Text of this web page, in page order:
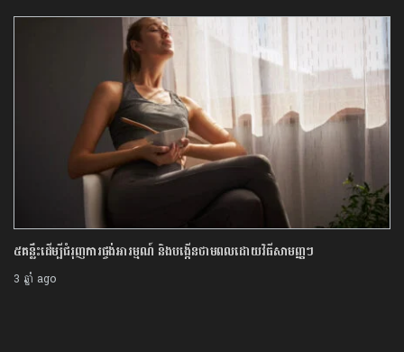
ផែនការជីវិតជួយឱ្យលោក Michael Dell ក្លាយជាម្ចាស់ក្រុមហ៊ុនបច្ចេកវិទ្យាឆ្នើម
របស់ពិភពលោក